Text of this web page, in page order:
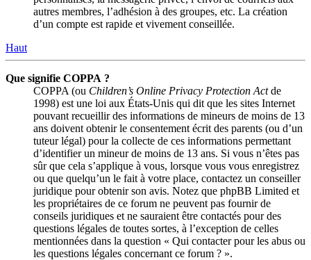
autres membres, l’adhésion à des groupes, etc. La création
d’un compte est rapide et vivement conseillée.
Haut
Que signifie COPPA ?
COPPA (ou Children’s Online Privacy Protection Actde
1998) est une loi aux États-Unis qui dit que les sites Internet
pouvant recueillir des informations de mineurs de moins de 13
ans doivent obtenir le consentement écrit des parents (ou d’un
tuteur légal) pour la collecte de ces informations permettant
d’identifier un mineur de moins de 13 ans. Si vous n’êtes pas
sûr que cela s’applique à vous, lorsque vous vous enregistrez
ou que quelqu’un le fait à votre place, contactez un conseiller
juridique pour obtenir son avis. Notez que phpBB Limited et
les propriétaires de ce forum ne peuvent pas fournir de
conseils juridiques et ne sauraient être contactés pour des
questions légales de toutes sortes, à l’exception de celles
mentionnées dans la question « Qui contacter pour les abus ou
les questions légales concernant ce forum ? ».